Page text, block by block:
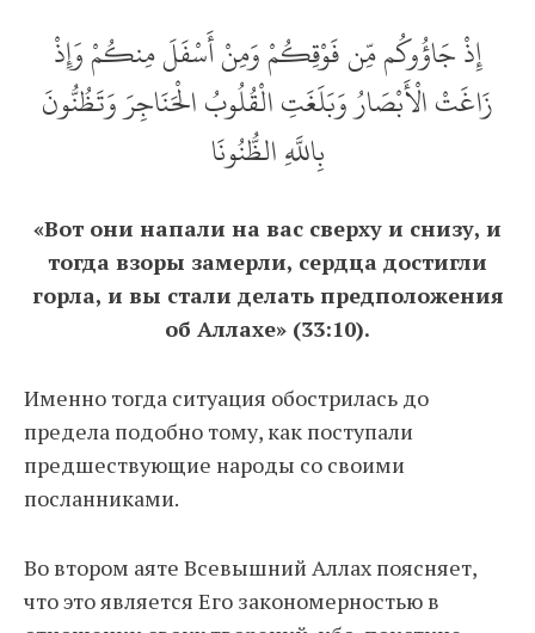
إِذْ جَاؤُوكُم مِّن فَوْقِكُمْ وَمِنْ أَسْفَلَ مِنكُمْ وَإِذْ
زَاغَتْ الْأَبْصَارُ وَبَلَغَتِ الْقُلُوبُ الْحَنَاجِرَ وَتَظُنُّونَ
بِاللَّهِ الظُّنُونَا
«Вот они напали на вас сверху и снизу, и
тогда взоры замерли, сердца достигли
горла, и вы стали делать предположения
об Аллахе» (33:10).
Именно тогда ситуация обострилась до
предела подобно тому, как поступали
предшествующие народы со своими
посланниками.
Во втором аяте Всевышний Аллах поясняет,
что это является Его закономерностью в